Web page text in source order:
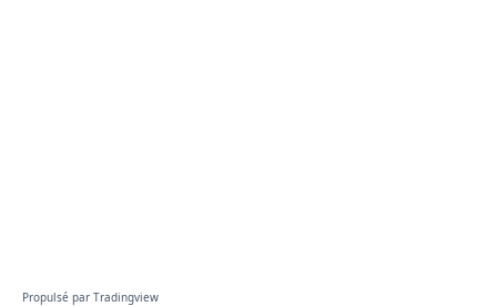
Propulsé par Tradingview